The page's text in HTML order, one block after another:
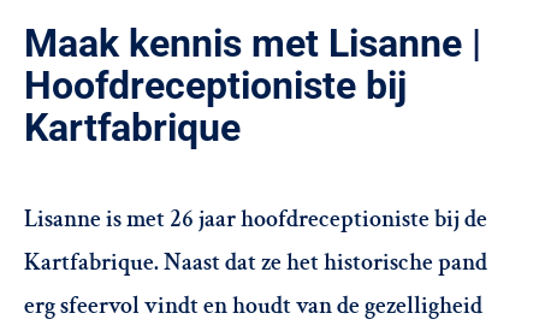
Maak kennis met Lisanne |
Hoofdreceptioniste bij
Kartfabrique
Lisanne is met 26 jaar hoofdreceptioniste bij de
Kartfabrique. Naast dat ze het historische pand
erg sfeervol vindt en houdt van de gezelligheid